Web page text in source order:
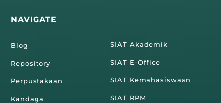
NAVIGATE
Blog
Repository
Perpustakaan
Kandaga
SIAT Akademik
SIAT E-Office
SIAT Kemahasiswaan
SIAT RPM